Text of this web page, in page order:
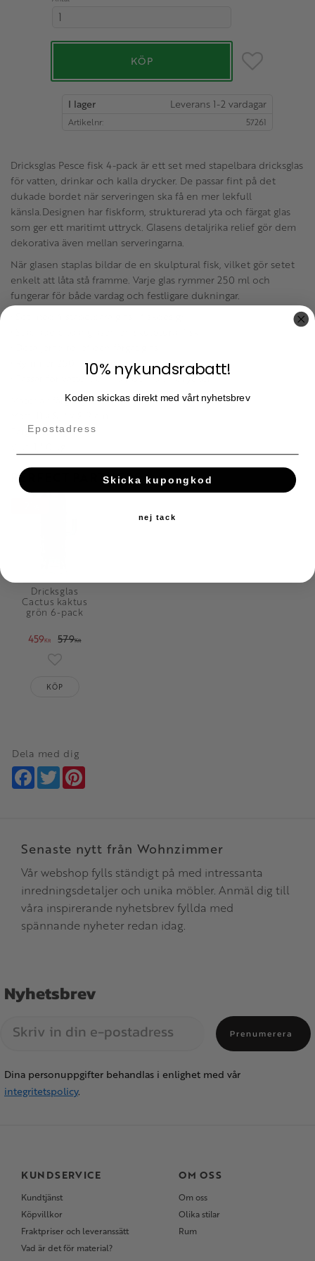
KÖP Lägg till i
I lager
Artikelnr 57261
Dricksglas Pesce fisk 4-pack är ett set med stapelbara dricksglas
för vatten, drinkar och kalla drycker. De passar fint på det
dukade bordet när serveringen ska få en mer lekfull
känsla.Designen har fiskform, strukturerad yta och färgat glas
som ger ett maritimt uttryck. Glasens detaljrika relief gör dem
dekorativa även mellan serveringarna.
När glasen staplas bildar de en skulptural fisk, vilket gör setet
enkelt att låta stå framme. Varje glas rymmer 250 ml och
fungerar för både vardag och festligare dukningar.
• Rymmer 250 ml per glas
• Passar för vatten, drinkar och kalla drycker
Material: färgat glas
Färg: flerfärgad
PERFECT PARTNERS
Dricksglas
Cactus kaktus
grön 6-pack
459KR 579KR
Lägg till i favoriter
KÖP
Dela med dig
Facebook
Twitter
Senaste nytt från Wohnzimmer
Vår webshop fylls ständigt på med intressanta
inredningsdetaljer och unika möbler. Anmäl dig till
våra inspirerande nyhetsbrev fyllda med
spännande nyheter redan idag.
Nyhetsbrev
Prenumerera
Dina personuppgifter behandlas i enlighet med vår
integritetspolicy.
KUNDSERVICE
Kundtjänst
Köpvillkor
Fraktpriser och leveranssätt
Vad är det för material?
OM OSS
Om oss
Olika stilar
Rum
10% nykundsrabatt!
Koden skickas direkt med vårt nyhetsbrev
Skicka kupongkod
nej tack